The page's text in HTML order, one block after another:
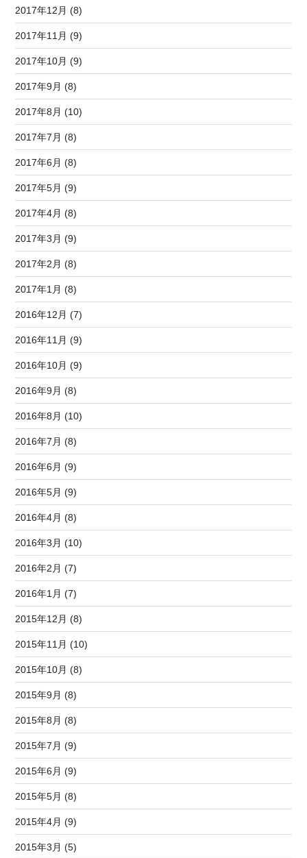
2017年12月 (8)
2017年11月 (9)
2017年10月 (9)
2017年9月 (8)
2017年8月 (10)
2017年7月 (8)
2017年6月 (8)
2017年5月 (9)
2017年4月 (8)
2017年3月 (9)
2017年2月 (8)
2017年1月 (8)
2016年12月 (7)
2016年11月 (9)
2016年10月 (9)
2016年9月 (8)
2016年8月 (10)
2016年7月 (8)
2016年6月 (9)
2016年5月 (9)
2016年4月 (8)
2016年3月 (10)
2016年2月 (7)
2016年1月 (7)
2015年12月 (8)
2015年11月 (10)
2015年10月 (8)
2015年9月 (8)
2015年8月 (8)
2015年7月 (9)
2015年6月 (9)
2015年5月 (8)
2015年4月 (9)
2015年3月 (5)